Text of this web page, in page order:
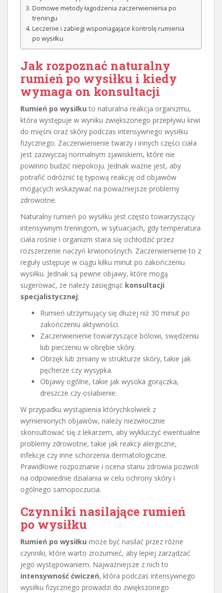
Domowe metody łagodzenia zaczerwienienia po
treningu
Leczenie i zabiegi wspomagające kontrolę rumienia
po wysiłku
Jak rozpoznać naturalny
rumień po wysiłku i kiedy
wymaga on konsultacji
Rumień po wysiłku to naturalna reakcja organizmu,
która występuje w wyniku zwiększonego przepływu krwi
do mięśni oraz skóry podczas intensywnego wysiłku
fizycznego. Zaczerwienienie twarzy i innych części ciała
jest zazwyczaj normalnym zjawiskiem, które nie
powinno budzić niepokoju. Jednak ważne jest, aby
potrafić odróżnić tę typową reakcję od objawów
mogących wskazywać na poważniejsze problemy
zdrowotne.
Naturalny rumień po wysiłku jest często towarzyszący
intensywnym treningom, w sytuacjach, gdy temperatura
ciała rośnie i organizm stara się ochłodzić przez
rozszerzenie naczyń krwionośnych. Zaczerwienienie to z
reguły ustępuje w ciągu kilku minut po zakończeniu
wysiłku. Jednak są pewne objawy, które mogą
sugerować, że należy zasięgnąć konsultacji
specjalistycznej:
Rumień utrzymujący się dłużej niż 30 minut po
zakończeniu aktywności.
Zaczerwienienie towarzyszące bólowi, swędzeniu
lub pieczeniu w obrębie skóry.
Obrzęk lub zmiany w strukturze skóry, takie jak
pęcherze czy wysypka.
Objawy ogólne, takie jak wysoka gorączka,
dreszcze czy osłabienie.
W przypadku wystąpienia którychkolwiek z
wymienionych objawów, należy niezwłocznie
skonsultować się z lekarzem, aby wykluczyć ewentualne
problemy zdrowotne, takie jak reakcji alergiczne,
infekcje czy inne schorzenia dermatologiczne.
Prawidłowe rozpoznanie i ocena stanu zdrowia pozwoli
na odpowiednie działania w celu ochrony skóry i
ogólnego samopoczucia.
Czynniki nasilające rumień
po wysiłku
Rumień po wysiłku może być nasilać przez różne
czynniki, które warto zrozumieć, aby lepiej zarządzać
jego występowaniem. Najważniejsze z nich to
intensywność ćwiczeń, która podczas intensywnego
wysiłku fizycznego prowadzi do zwiększonego